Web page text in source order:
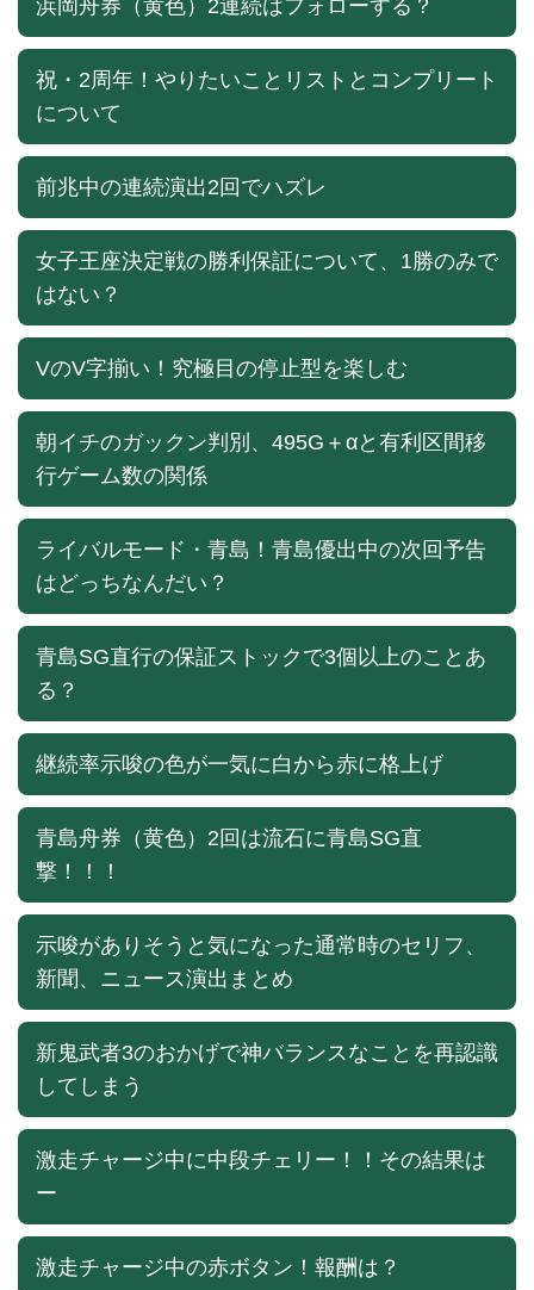
浜岡舟券（黄色）2連続はフォローする？
祝・2周年！やりたいことリストとコンプリート
について
前兆中の連続演出2回でハズレ
女子王座決定戦の勝利保証について、1勝のみで
はない？
VのV字揃い！究極目の停止型を楽しむ
朝イチのガックン判別、495G＋αと有利区間移
行ゲーム数の関係
ライバルモード・青島！青島優出中の次回予告
はどっちなんだい？
青島SG直行の保証ストックで3個以上のことあ
る？
継続率示唆の色が一気に白から赤に格上げ
青島舟券（黄色）2回は流石に青島SG直
撃！！！
示唆がありそうと気になった通常時のセリフ、
新聞、ニュース演出まとめ
新鬼武者3のおかげで神バランスなことを再認識
してしまう
激走チャージ中に中段チェリー！！その結果は
ー
激走チャージ中の赤ボタン！報酬は？